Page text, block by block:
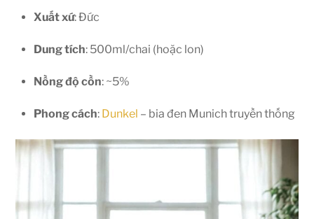
Xuất xứ: Đức
Dung tích: 500ml/chai (hoặc lon)
Nồng độ cồn: ~5%
Phong cách: Dunkel – bia đen Munich truyền thống